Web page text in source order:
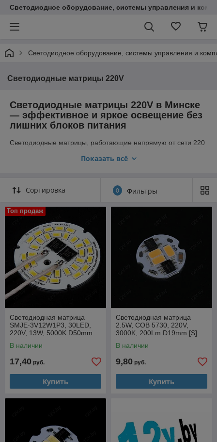
Светодиодное оборудование, системы управления и
Светодиодное оборудование, системы управления и
Светодиодные матрицы 220V
Светодиодные матрицы 220V в Минске
— эффективное и яркое освещение без
лишних блоков питания
Светодиодные матрицы, работающие напрямую от сети 220
объединяющие светоизлучающие кристаллы и драйвер на
светильника за счет исключения внешнего блока питания.
Благодаря технологии DOB (Driver on Board) компоненты
управления располагаются непосредственно на корпусе
матрицы, что существенно экономит пространство.
Светодиодные матрицы отличаются высокой яркостью при
относительно низком энергопотреблении, что делает их
экономически выгодными. При установке на алюминиевый
радиатор они обеспечивают длительный срок службы и
стабильный световой поток. Светодиодные матрицы 220
вольт являются универсальным и эффективным решением
для самых разных задач современного освещения.
Компания
позиции.
Показать всё
Сортировка 0 Фильтры
Топ продаж
Светодиодная матрица
SMJE-3V12W1P3, 30LED,
220V, 13W, 5000K D50mm
В наличии
17,40 руб.
Купить
Светодиодная матрица
2.5W, COB 5730, 220V,
3000K, 200Lm D19mm [S]
В наличии
9,80 руб.
Купить